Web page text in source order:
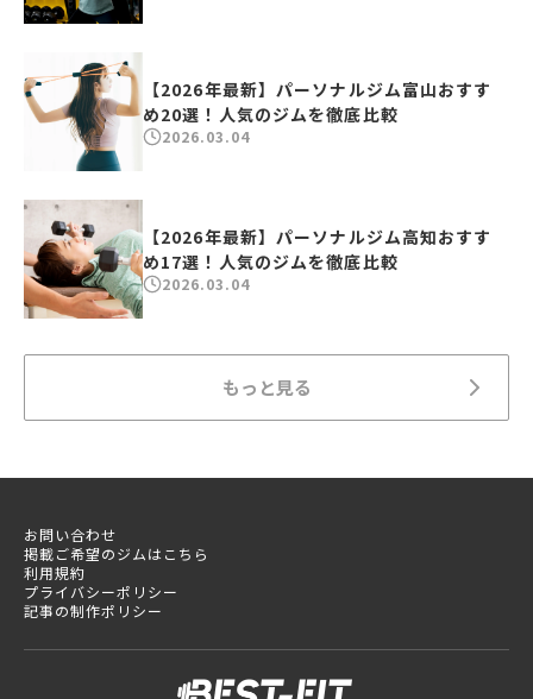
【2026年最新】パーソナルジム富山おすす
め20選！人気のジムを徹底比較
2026.03.04
【2026年最新】パーソナルジム高知おすす
め17選！人気のジムを徹底比較
2026.03.04
もっと見る
お問い合わせ
掲載ご希望のジムはこちら
利用規約
プライバシーポリシー
記事の制作ポリシー